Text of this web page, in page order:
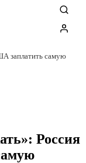
заплатить самую
Россия